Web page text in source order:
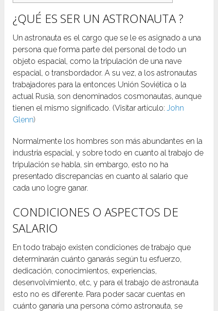
¿QUÉ ES SER UN ASTRONAUTA ?
Un astronauta es el cargo que se le es asignado a una
persona que forma parte del personal de todo un
objeto espacial, como la tripulación de una nave
espacial, o transbordador. A su vez, a los astronautas
trabajadores para la entonces Unión Soviética o la
actual Rusia, son denominados cosmonautas, aunque
tienen el mismo significado. (Visitar artículo:John
Glenn)
Normalmente los hombres son más abundantes en la
industria espacial, y sobre todo en cuanto al trabajo de
tripulación se habla, sin embargo, esto no ha
presentado discrepancias en cuanto al salario que
cada uno logre ganar.
CONDICIONES O ASPECTOS DE
SALARIO
En todo trabajo existen condiciones de trabajo que
determinarán cuánto ganarás según tu esfuerzo,
dedicación, conocimientos, experiencias,
desenvolvimiento, etc, y para el trabajo de astronauta
esto no es diferente. Para poder sacar cuentas en
cuánto ganaría una persona cómo astronauta, se